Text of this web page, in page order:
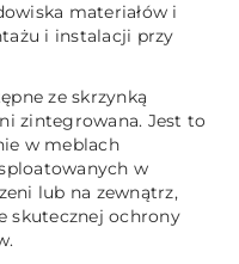
materiałów i
i instalacji przy
ze skrzynką
zintegrowana. Jest to
w meblach
w
lub na zewnątrz,
skutecznej ochrony